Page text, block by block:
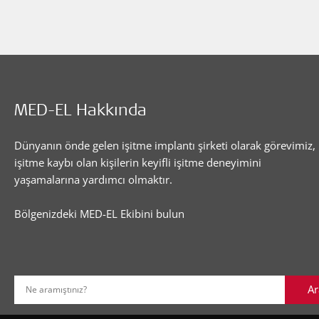
MED-EL Hakkında
Dünyanın önde gelen işitme implantı şirketi olarak görevimiz,
işitme kaybı olan kişilerin keyifli işitme deneyimini
yaşamalarına yardımcı olmaktır.
Bölgenizdeki MED-EL Ekibini bulun
Ne aramıştınız?